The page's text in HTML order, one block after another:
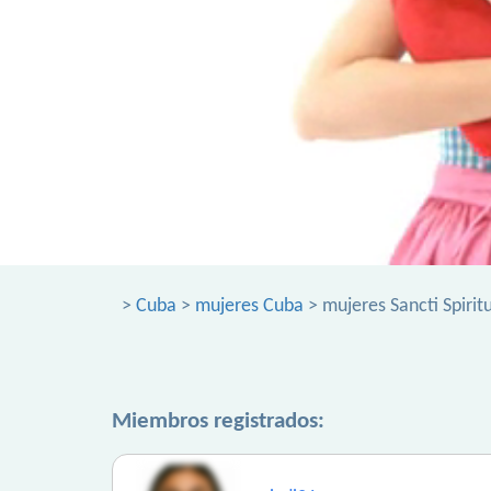
> Cuba > mujeres Cuba > mujeres Sancti
Miembros registrados: